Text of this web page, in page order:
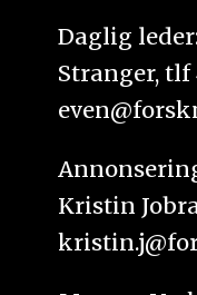
Daglig
Stranger, tlf
Kristin